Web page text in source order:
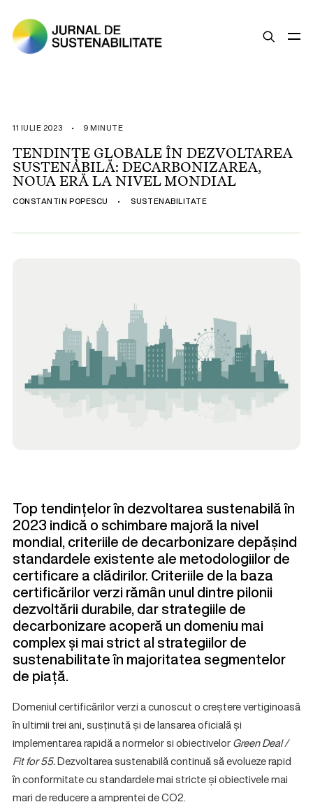
ȘTIRI
OPINII
ESG
COMPANII SUSTENABILE
11 IULIE 2023 • 9 MINUTE
TENDINȚE GLOBALE ÎN DEZVOLTAREA
SUSTENABILĂ: DECARBONIZAREA,
NOUA ERĂ LA NIVEL MONDIAL
CONSTANTIN POPESCU • SUSTENABILITATE
Top tendințelor în dezvoltarea sustenabilă în
2023 indică o schimbare majoră la nivel
mondial, criteriile de decarbonizare depășind
standardele existente ale metodologiilor de
certificare a clădirilor. Criteriile de la baza
certificărilor verzi rămân unul dintre pilonii
dezvoltării durabile, dar strategiile de
decarbonizare acoperă un domeniu mai
complex și mai strict al strategiilor de
sustenabilitate în majoritatea segmentelor
de piață.
Domeniul certificărilor verzi a cunoscut o creștere vertiginoasă
în ultimii trei ani, susținută și de lansarea oficială și
implementarea rapidă a normelor si obiectivelorGreen Deal /
Fit for 55.Dezvoltarea sustenabilă continuă să evolueze rapid
în conformitate cu standardele mai stricte și obiectivele mai
mari de reducere a amprentei de CO2.